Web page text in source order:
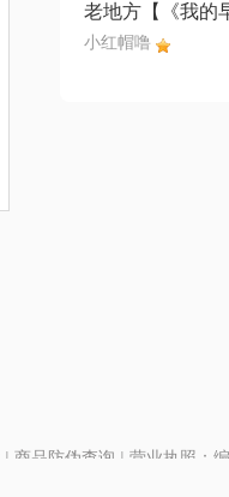
小红帽噜
| 商品防伪查询 | 营业执照：